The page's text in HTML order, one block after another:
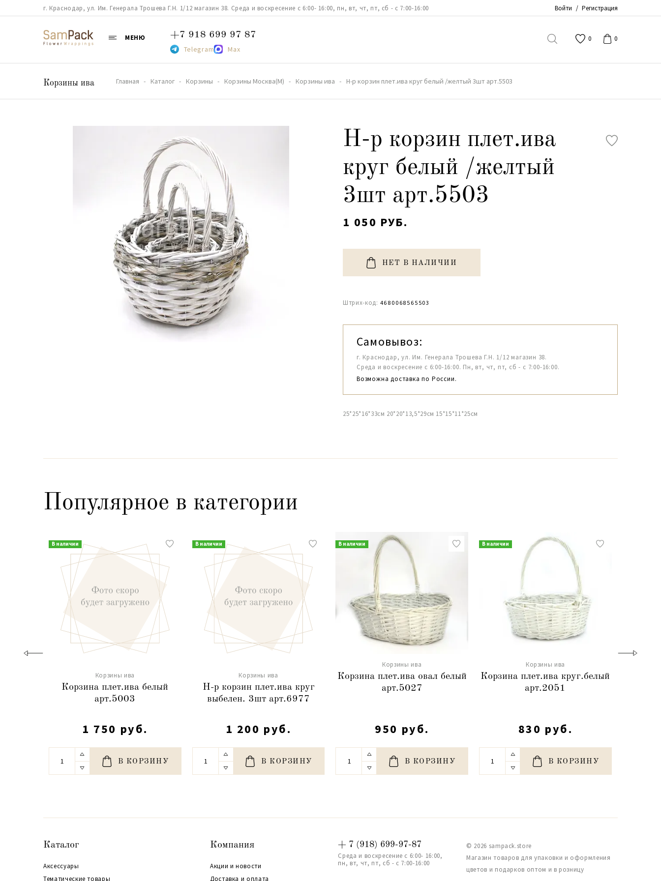
г. Краснодар, ул. Им. Генерала Трошева Г.Н. 1/12 магазин 38. Среда и воскресение с 6:00- 16:00, пн, вт, чт, пт, сб - с 7:00-16:00 Войти / Регистрация
МЕНЮ +7 918 699 97 87
Telegram Max
0 0
Корзины ива Главная Каталог Корзины Корзины Москва(М) Корзины ива Н-р корзин плет.ива круг белый /желтый 3шт арт.5503
Н-р корзин плет.ива
круг белый /желтый
3шт арт.5503
1 050 РУБ.
НЕТ В НАЛИЧИИ
Штрих-код: 4680068565503
Самовывоз:
г. Краснодар, ул. Им. Генерала Трошева Г.Н. 1/12 магазин 38.
Среда и воскресение с 6:00-16:00. Пн, вт, чт, пт, сб - с 7:00-16:00.
Возможна доставка по России.
25*25*16*33см 20*20*13,5*29см 15*15*11*25см
Популярное в категории
В наличии
Корзины ива
Корзина плет.ива белый
арт.5003
1 750 руб.
В КОРЗИНУ
В наличии
Корзины ива
Н-р корзин плет.ива круг
выбелен. 3шт арт.6977
1 200 руб.
В КОРЗИНУ
В наличии
Корзины ива
Корзина плет.ива овал белый
арт.5027
950 руб.
В КОРЗИНУ
В наличии
Корзины ива
Корзина плет.ива круг.белый
арт.2051
830 руб.
В КОРЗИНУ
Каталог
Аксессуары
Тематические товары
Компания
Акции и новости
Доставка и оплата
+ 7 (918) 699-97-87
Среда и воскресение с 6:00- 16:00,
пн, вт, чт, пт, сб - с 7:00-16:00
© 2026 sampack.store
Магазин товаров для упаковки и оформления
цветов и подарков оптом и в розницу